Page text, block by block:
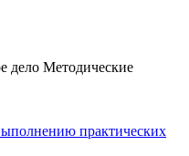
дело Методические
практических